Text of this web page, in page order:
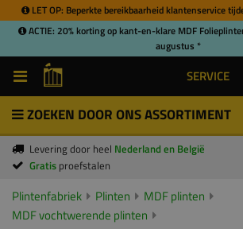
LET OP: Beperkte bereikbaarheid klantenservice
ACTIE: 20% korting op kant-en-klare MDF
augustus *
SERVICE
ZOEKEN DOOR ONS ASSORTIMENT
Levering door heel Nederland en België
Gratis proefstalen
Plintenfabriek Plinten
MDF plinten
MDF vochtwerende plinten